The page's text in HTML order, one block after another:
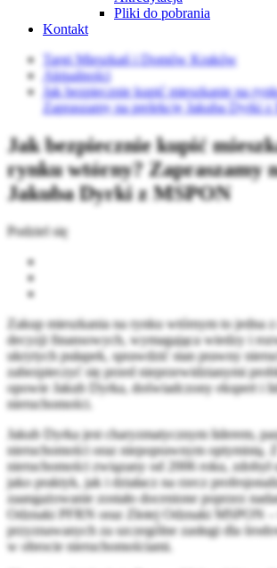
Pliki do pobrania
Kontakt
Targi Mieszkań i Domów Kraków
Aktualności
Jak bezpiecznie kupić mieszkanie na
Zapraszamy na prelekcję Jakuba Dyrki z
Jak bezpiecznie kupić
rynku wtórny? Zapraszamy
Jakuba Dyrki z MSPON
Podziel się
Zakup mieszkania na rynku wtórnym to jedna
decyzji finansowych, wymagająca wiedzy i
ukrytych pułapek, sprawdzić stan prawny
zabezpieczyć się przed nieprzewidzianymi
opowie Jakub Dyrka, doświadczony ekspert i
nieruchomości.
Jakub Dyrka jest charyzmatycznym liderem,
nieruchomości oraz niepoprawnym optymistą.
nieruchomości związany od 2006 roku, zdobył
jako praktyk, jak i działacz na rzecz
zaangażowanie zostało docenione poprzez
Odznaki PFRN oraz Złotej Odznaki MSPON
przyznawanych za szczególne zasługi dla
w obrocie nieruchomościami.